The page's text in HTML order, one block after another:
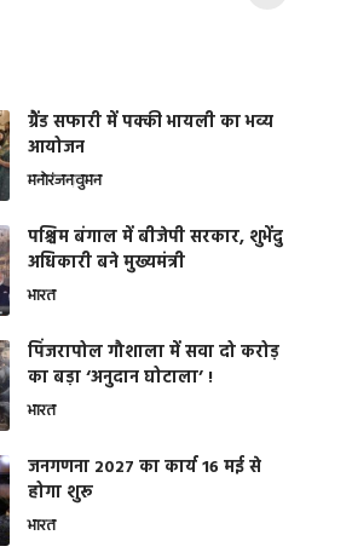
ग्रैंड सफारी में पक्की भायली का भव्य
आयोजन
मनोरंजनवुमन
पश्चिम बंगाल में बीजेपी सरकार, शुभेंदु
अधिकारी बने मुख्यमंत्री
भारत
​पिंजरापोल गौशाला में सवा दो करोड़
का बड़ा ‘अनुदान घोटाला’ !
भारत
जनगणना 2027 का कार्य 16 मई से
होगा शुरू
भारत